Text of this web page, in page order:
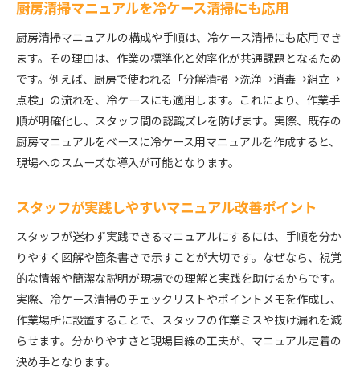
厨房清掃マニュアルを冷ケース清掃にも応用
厨房清掃マニュアルの構成や手順は、冷ケース清掃にも応用でき
ます。その理由は、作業の標準化と効率化が共通課題となるため
です。例えば、厨房で使われる「分解清掃→洗浄→消毒→組立→
点検」の流れを、冷ケースにも適用します。これにより、作業手
順が明確化し、スタッフ間の認識ズレを防げます。実際、既存の
厨房マニュアルをベースに冷ケース用マニュアルを作成すると、
現場へのスムーズな導入が可能となります。
スタッフが実践しやすいマニュアル改善ポイント
スタッフが迷わず実践できるマニュアルにするには、手順を分か
りやすく図解や箇条書きで示すことが大切です。なぜなら、視覚
的な情報や簡潔な説明が現場での理解と実践を助けるからです。
実際、冷ケース清掃のチェックリストやポイントメモを作成し、
作業場所に設置することで、スタッフの作業ミスや抜け漏れを減
らせます。分かりやすさと現場目線の工夫が、マニュアル定着の
決め手となります。